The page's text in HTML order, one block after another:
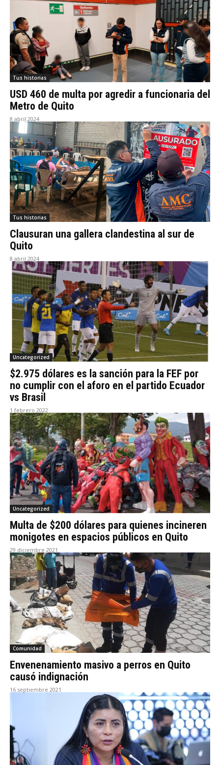
Tus historias
USD 460 de multa por agredir a funcionaria del
Metro de Quito
8 abril 2024
Tus historias
Clausuran una gallera clandestina al sur de
Quito
8 abril 2024
Uncategorized
$2.975 dólares es la sanción para la FEF por
no cumplir con el aforo en el partido Ecuador
vs Brasil
1 febrero 2022
Uncategorized
Multa de $200 dólares para quienes incineren
monigotes en espacios públicos en Quito
29 diciembre 2021
Comunidad
Envenenamiento masivo a perros en Quito
causó indignación
16 septiembre 2021